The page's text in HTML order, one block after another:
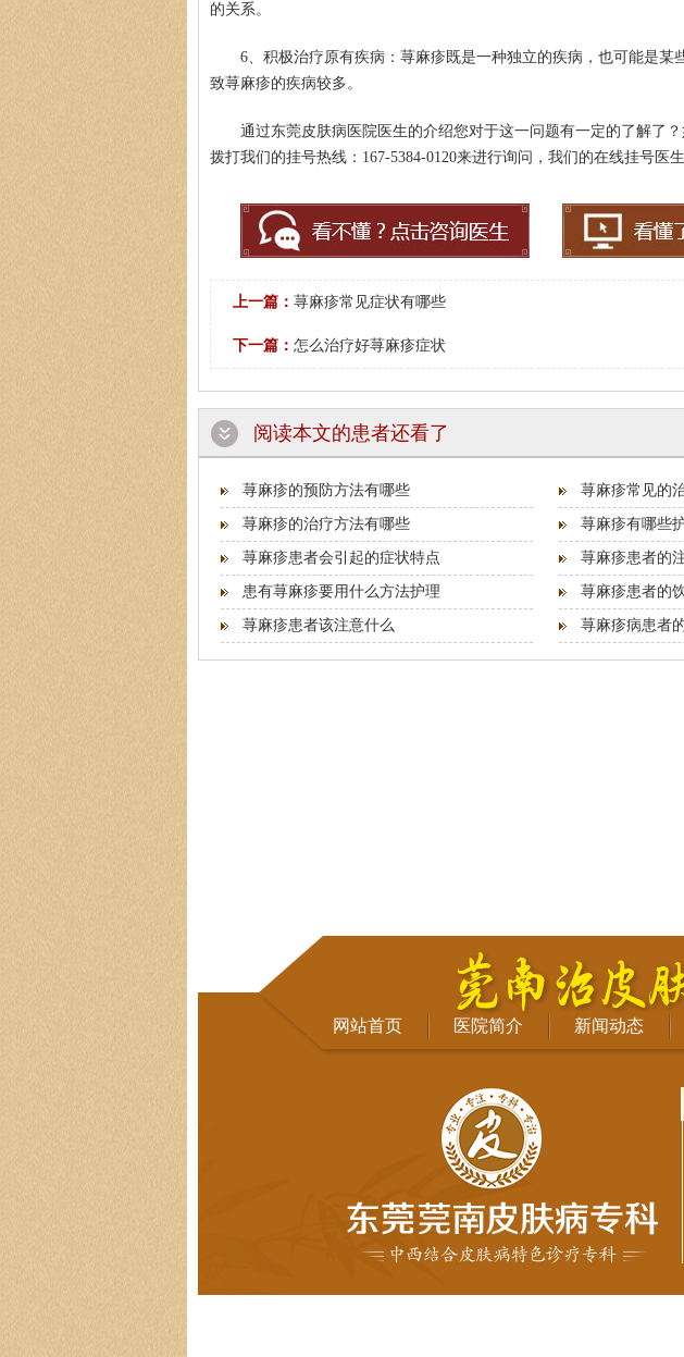
的关系。
6、积极治疗原有疾病：荨麻疹既是一种独立的疾病，也可能是某
致荨麻疹的疾病较多。
通过东莞皮肤病医院医生的介绍您对于这一问题有一定的了解了
拨打我们的挂号热线：167-5384-0120来进行询问，我们的在线挂号医
上一篇： 荨麻疹常见症状有哪些
下一篇： 怎么治疗好荨麻疹症状
阅读本文的患者还看了
荨麻疹的预防方法有哪些 荨麻疹常见的
荨麻疹的治疗方法有哪些 荨麻疹有哪些
荨麻疹患者会引起的症状特点 荨麻疹患者的
患有荨麻疹要用什么方法护理 荨麻疹患者的
荨麻疹患者该注意什么 荨麻疹病患者
网站首页 医院简介 新闻动态